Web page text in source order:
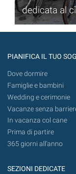
dedicata al
PIANIFICA IL TUO
Dove dormire
Famiglie e bambini
Wedding e cerimonie
Vacanze senza
In vacanza col cane
Prima di partire
365 giorni all’anno
SEZIONI DEDICATE